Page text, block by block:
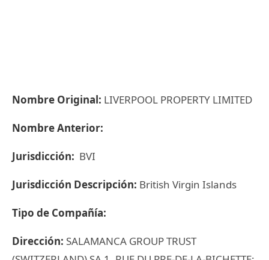
Nombre Original: LIVERPOOL PROPERTY LIMITED
Nombre Anterior:
Jurisdicción: BVI
Jurisdicción Descripción: British Virgin Islands
Tipo de Compañía:
Dirección: SALAMANCA GROUP TRUST